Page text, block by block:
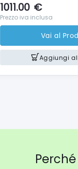
1011.00 €
Prezzo iva inclusa
Vai al
Aggiungi